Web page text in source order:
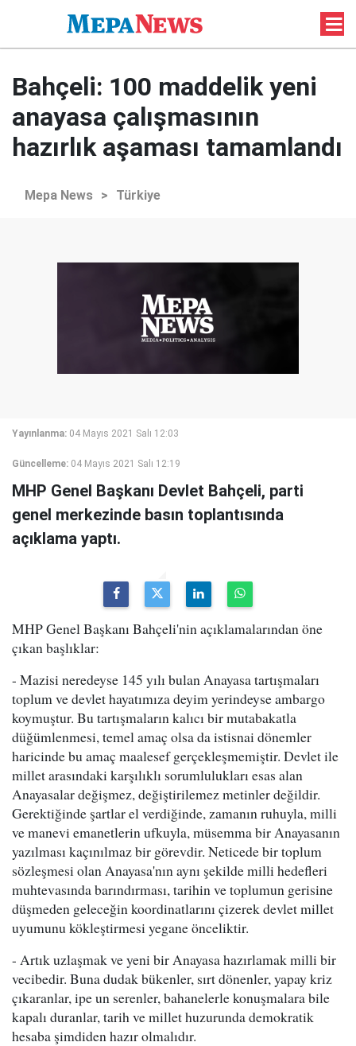
Bahçeli: 100 maddelik yeni
anayasa çalışmasının
hazırlık aşaması tamamlandı
Mepa News > Türkiye
Yayınlanma: 04 Mayıs 2021 Salı 12:03
Güncelleme: 04 Mayıs 2021 Salı 12:19
MHP Genel Başkanı Devlet Bahçeli, parti
genel merkezinde basın toplantısında
açıklama yaptı.
MHP Genel Başkanı Bahçeli'nin açıklamalarından öne
çıkan başlıklar:
- Mazisi neredeyse 145 yılı bulan Anayasa tartışmaları
toplum ve devlet hayatımıza deyim yerindeyse ambargo
koymuştur. Bu tartışmaların kalıcı bir mutabakatla
düğümlenmesi, temel amaç olsa da istisnai dönemler
haricinde bu amaç maalesef gerçekleşmemiştir. Devlet ile
millet arasındaki karşılıklı sorumlulukları esas alan
Anayasalar değişmez, değiştirilemez metinler değildir.
Gerektiğinde şartlar el verdiğinde, zamanın ruhuyla, milli
ve manevi emanetlerin ufkuyla, müsemma bir Anayasanın
yazılması kaçınılmaz bir görevdir. Neticede bir toplum
sözleşmesi olan Anayasa'nın aynı şekilde milli hedefleri
muhtevasında barındırması, tarihin ve toplumun gerisine
düşmeden geleceğin koordinatlarını çizerek devlet millet
uyumunu kökleştirmesi yegane önceliktir.
- Artık uzlaşmak ve yeni bir Anayasa hazırlamak milli bir
vecibedir. Buna dudak bükenler, sırt dönenler, yapay kriz
çıkaranlar, ipe un serenler, bahanelerle konuşmalara bile
kapalı duranlar, tarih ve millet huzurunda demokratik
hesaba şimdiden hazır olmalıdır.